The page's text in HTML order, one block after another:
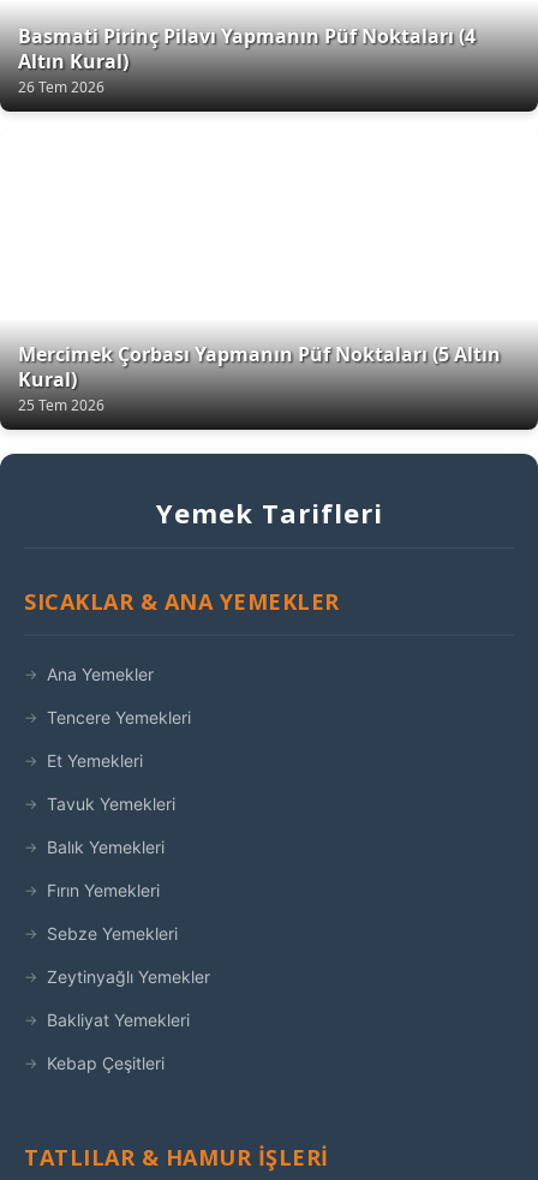
Basmati Pirinç Pilavı Yapmanın Püf Noktaları (4
Altın Kural)
26 Tem 2026
Mercimek Çorbası Yapmanın Püf Noktaları (5 Altın
Kural)
25 Tem 2026
Yemek Tarifleri
SICAKLAR & ANA YEMEKLER
Ana Yemekler
Tencere Yemekleri
Et Yemekleri
Tavuk Yemekleri
Balık Yemekleri
Fırın Yemekleri
Sebze Yemekleri
Zeytinyağlı Yemekler
Bakliyat Yemekleri
Kebap Çeşitleri
TATLILAR & HAMUR İŞLERI